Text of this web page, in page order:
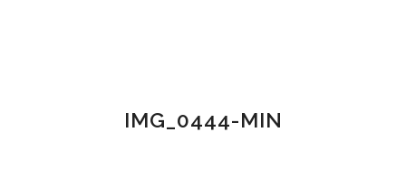
IMG_0444-MIN